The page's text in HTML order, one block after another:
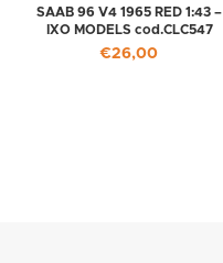
SAAB 96 V4 1965 RED 1:43 –
IXO MODELS cod.CLC547
€26,00